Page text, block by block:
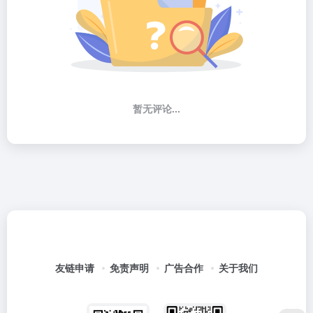
暂无评论...
友链申请 免责声明 广告合作 关于我们